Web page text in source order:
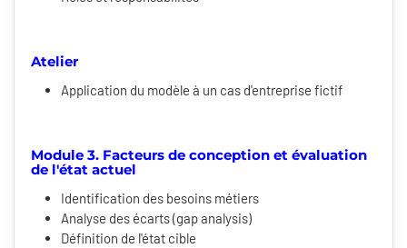
Atelier
Application du modèle à un cas d'entreprise fictif
Module 3. Facteurs de conception et évaluation
de l'état actuel
Identification des besoins métiers
Analyse des écarts (gap analysis)
Définition de l'état cible